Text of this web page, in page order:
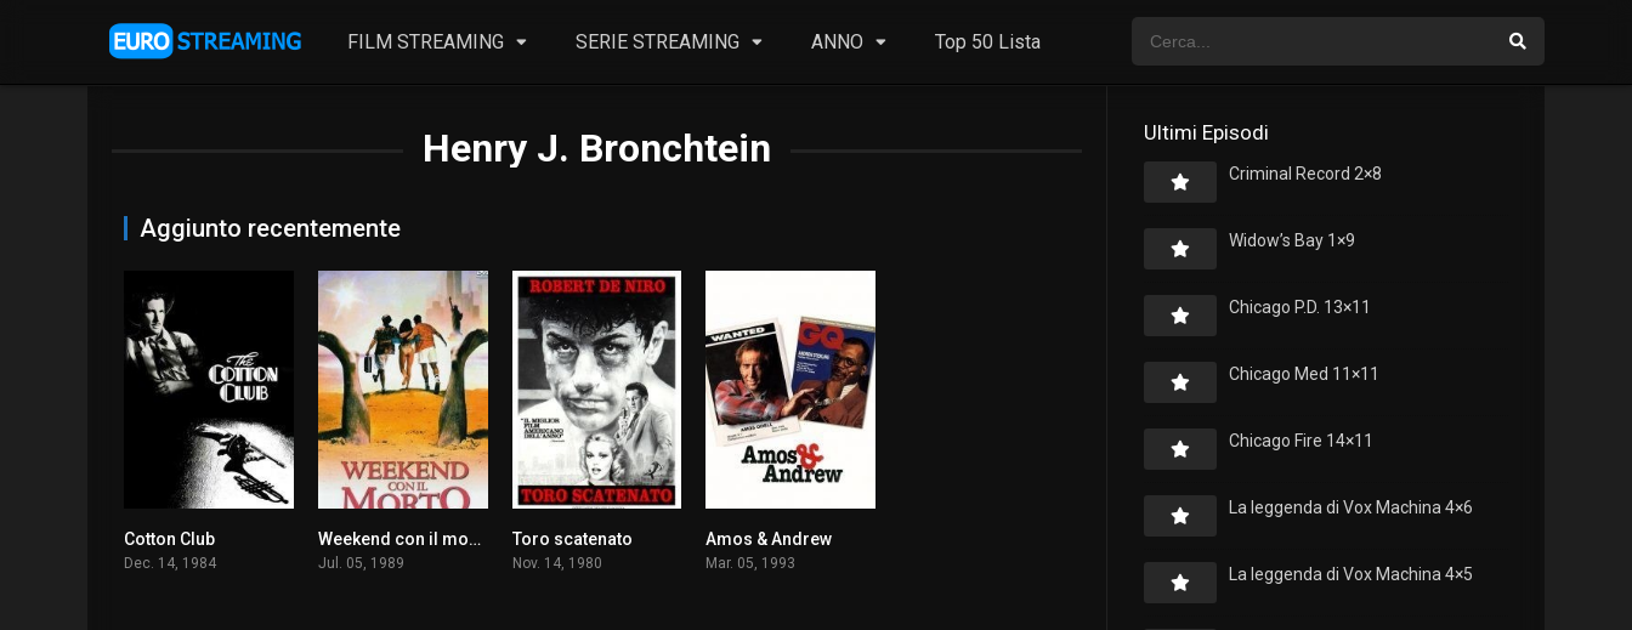
FILM STREAMING SERIE STREAMING ANNO Top 50 Lista
Henry J. Bronchtein
Aggiunto recentemente
Cotton Club
Dec. 14, 1984
6.4
Weekend con il morto
Jul. 05, 1989
Toro scatenato
Nov. 14, 1980
Amos & Andrew
Mar. 05, 1993
Ultimi Episodi
Criminal Record 2×8
Widow’s Bay 1×9
Chicago P.D. 13×11
Chicago Med 11×11
Chicago Fire 14×11
La leggenda di Vox Machina 4×6
La leggenda di Vox Machina 4×5